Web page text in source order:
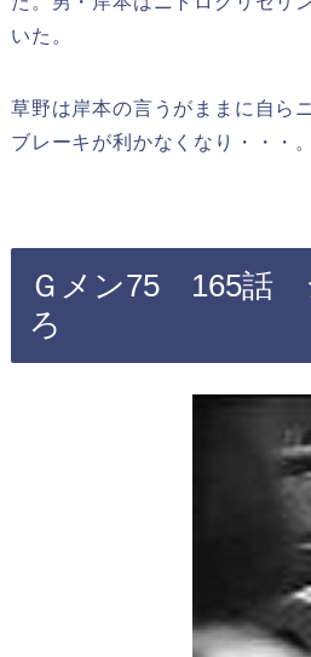
いた。
草野は岸本の言うがままに自ら
ブレーキが利かなくなり・・・。
Ｇメン75 165話
ろ